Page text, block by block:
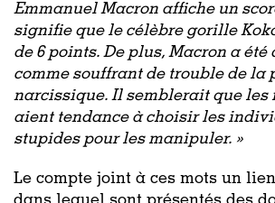
Emmanuel Macron affiche un
signifie que le célèbre gorille
de 6 points. De plus, Macron a
comme souffrant de trouble de la
narcissique. Il semblerait que les
aient tendance à choisir les
stupides pour les manipuler. »
Le compte joint à ces mots un lien